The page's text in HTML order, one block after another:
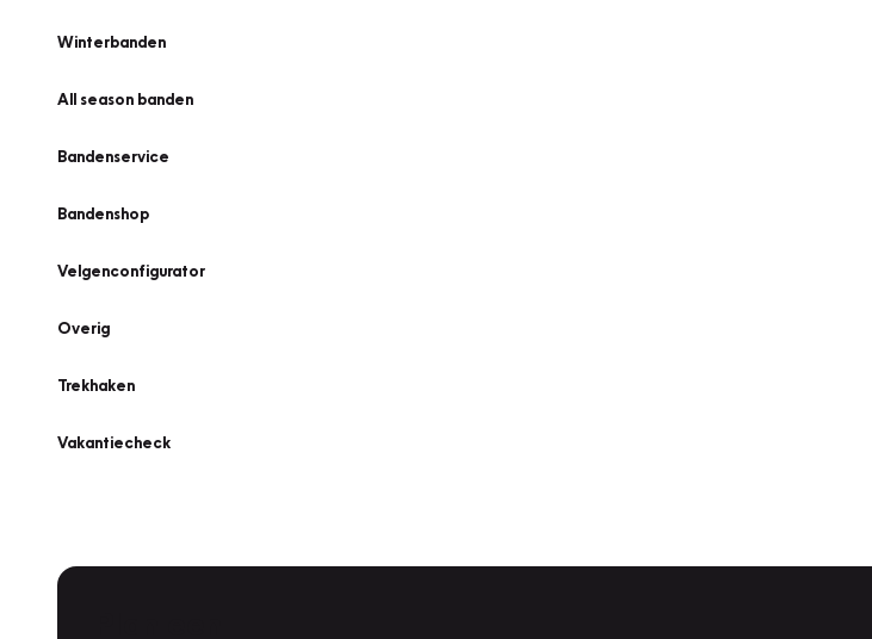
Winterbanden
All season banden
Bandenservice
Bandenshop
Velgenconfigurator
Overig
Trekhaken
Vakantiecheck